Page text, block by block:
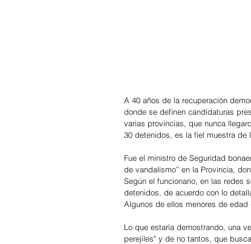
A 40 años de la recuperación
donde se definen candidaturas
varias provincias, que nunca
30 detenidos, es la fiel muestra
Fue el ministro de Seguridad
de vandalismo” en la Provincia,
Según el funcionario, en las redes
detenidos, de acuerdo con lo
Algunos de ellos menores de
Lo que estaría demostrando, una
perejiles" y de no tantos, que